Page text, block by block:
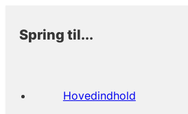
Spring til...
Hovedindhold